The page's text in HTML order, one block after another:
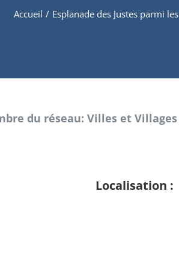
Accueil / Esplanade des Justes parmi
du réseau: Villes et Villages
Localisation :